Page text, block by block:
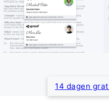
14 dagen